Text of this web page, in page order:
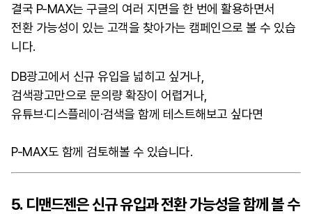
결국 P-MAX는 구글의 여러 지면을 한 번에 활용하면서
전환 가능성이 있는 고객을 찾아가는 캠페인으로 볼 수 있습
니다.
DB광고에서 신규 유입을 넓히고 싶거나,
검색광고만으로 문의량 확장이 어렵거나,
유튜브·디스플레이·검색을 함께 테스트해보고 싶다면
P-MAX도 함께 검토해볼 수 있습니다.
5. 디맨드젠은 신규 유입과 전환 가능성을 함께 볼 수